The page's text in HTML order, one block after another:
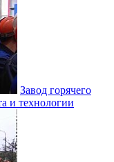
Завод горячего
и технологии